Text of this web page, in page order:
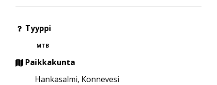
Tyyppi
MTB
Paikkakunta
Hankasalmi, Konnevesi